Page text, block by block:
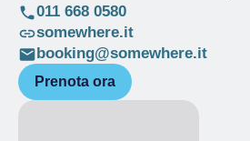
011 668 0580
somewhere.it
booking@somewhere.it
Prenota ora